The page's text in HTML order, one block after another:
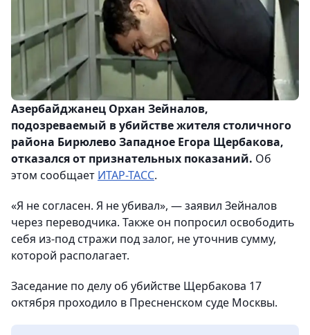
Азербайджанец Орхан Зейналов,
подозреваемый в убийстве жителя столичного
района Бирюлево Западное Егора Щербакова,
отказался от признательных показаний. Об
этом сообщает ИТАР-ТАСС.
«Я не согласен. Я не убивал», — заявил Зейналов
через переводчика. Также он попросил освободить
себя из-под стражи под залог, не уточнив сумму,
которой располагает.
Заседание по делу об убийстве Щербакова 17
октября проходило в Пресненском суде Москвы.